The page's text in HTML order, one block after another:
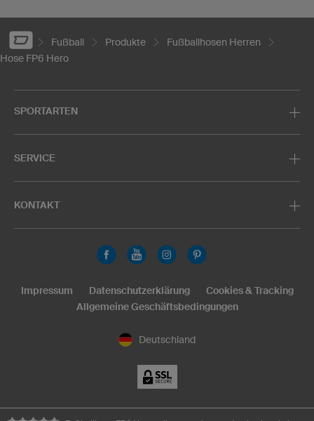
Fußball Produkte
Fußballhosen Herren
Hose FP6 Hero
SPORTARTEN
SERVICE
KONTAKT
Deutschland
Impressum Datenschutzerklärung
Cookies & Tracking
Allgemeine Geschäftsbedingungen